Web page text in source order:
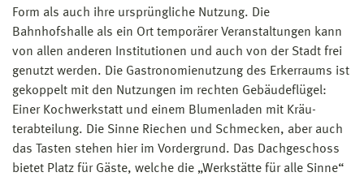
Form als auch ihre ursprüngliche Nutzung. Die
Bahnhofshalle als ein Ort temporärer Veranstaltungen kann
von allen anderen Institutionen und auch von der Stadt frei
genutzt werden. Die Gastronomienutzung des Erkerraums ist
gekoppelt mit den Nutzungen im rechten Gebäudeflügel:
Einer Kochwerkstatt und einem Blumenladen mit Kräu-
terabteilung. Die Sinne Riechen und Schmecken, aber auch
das Tasten stehen hier im Vordergrund. Das Dachgeschoss
bietet Platz für Gäste, welche die „Werkstätte für alle Sinne“